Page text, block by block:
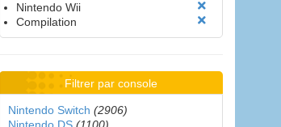
Nintendo Wii
Compilation
Filtrer par console
Nintendo Switch (2906)